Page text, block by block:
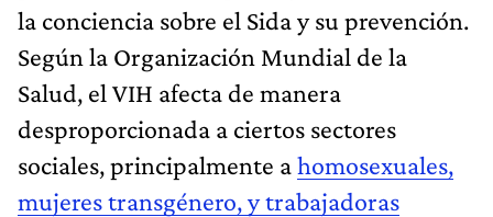
la conciencia sobre el Sida y su prevención.
Según la Organización Mundial de la
Salud, el VIH afecta de manera
desproporcionada a ciertos sectores
sociales, principalmente ahomosexuales,
mujeres transgénero, y trabajadoras